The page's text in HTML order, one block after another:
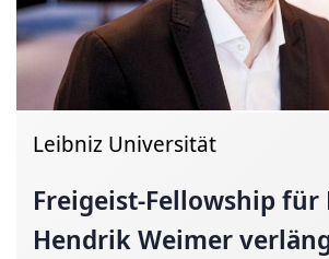
Leibniz Universität
Freigeist-Fellowshipfür
Hendrik Weimer